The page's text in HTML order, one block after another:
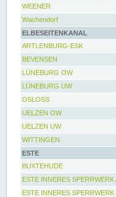
WEENER
Wachendorf
ELBESEITENKANAL
ARTLENBURG-ESK
BEVENSEN
LÜNEBURG OW
LÜNEBURG UW
OSLOSS
UELZEN OW
UELZEN UW
WITTINGEN
ESTE
BUXTEHUDE
ESTE INNERES SPERRWERK
ESTE INNERES SPERRWERK